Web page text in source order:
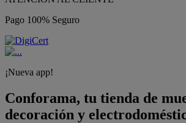
Pago 100% Seguro
¡Nueva app!
Conforama, tu tienda de
decoración y